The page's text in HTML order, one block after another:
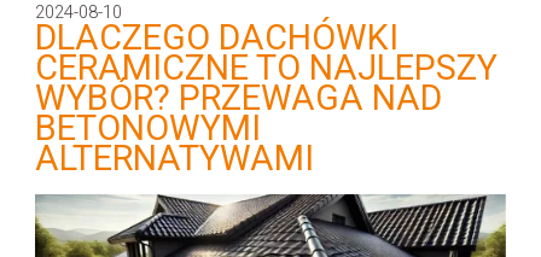
2024-08-10
DLACZEGO DACHÓWKI
CERAMICZNE TO NAJLEPSZY
WYBÓR? PRZEWAGA NAD
BETONOWYMI
ALTERNATYWAMI